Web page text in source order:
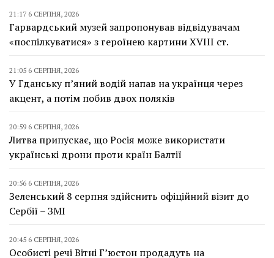
21:17 6 СЕРПНЯ, 2026
Гарвардський музей запропонував відвідувачам
«поспілкуватися» з героїнею картини XVIII ст.
21:05 6 СЕРПНЯ, 2026
У Гданську п’яний водій напав на українця через
акцент, а потім побив двох поляків
20:59 6 СЕРПНЯ, 2026
Литва припускає, що Росія може використати
українські дрони проти країн Балтії
20:56 6 СЕРПНЯ, 2026
Зеленський 8 серпня здійснить офіційний візит до
Сербії – ЗМІ
20:45 6 СЕРПНЯ, 2026
Особисті речі Вітні Г’юстон продадуть на